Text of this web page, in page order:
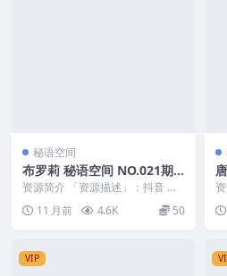
秘语空间
布罗莉 秘语空间 NO.021期
最新至：2025.9.19
资源简介 「资源描述」：抖音 布
罗莉 秘语空间 NO.021期 【2V】
最新至：...
11 月前 4.6K 50
VIP